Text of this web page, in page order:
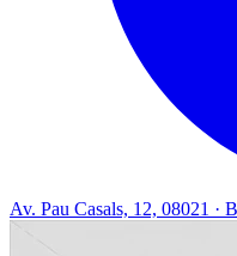
Av. Pau Casals, 12, 08021 ·